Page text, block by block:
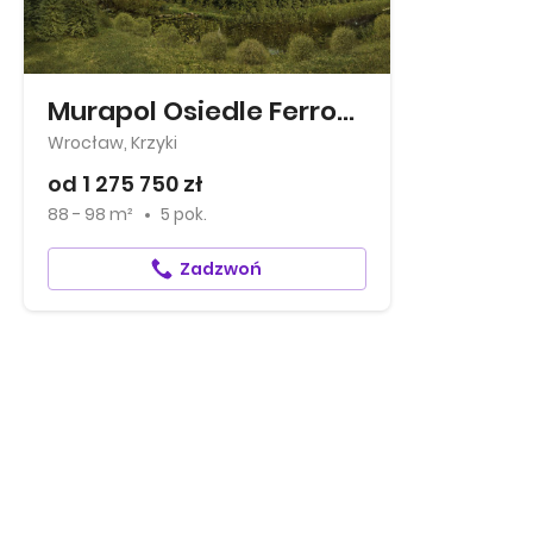
Murapol Osiedle Ferrovia
Wrocław, Krzyki
od 1 275 750 zł
88 - 98 m² 5 pok.
Zadzwoń